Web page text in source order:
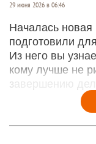
29 июня 2026 в 06:46
Началась
подготовили
Из него вы
кому лучше не
завершению дел.